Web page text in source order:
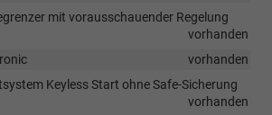
mit vorausschauender Regelung
vorhanden
vorhanden
Keyless Start ohne Safe-Sicherung
vorhanden